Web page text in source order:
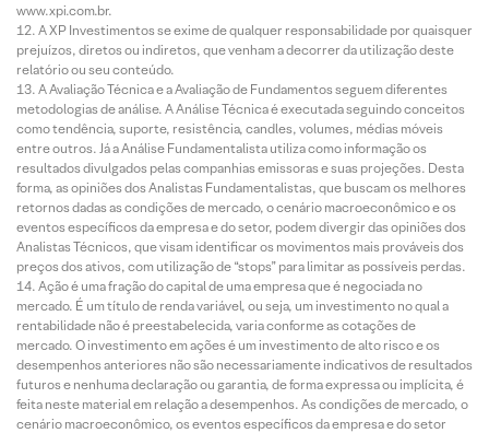
www.xpi.com.br.
A XP Investimentos se exime de qualquer responsabilidade por quaisquer
prejuízos, diretos ou indiretos, que venham a decorrer da utilização deste
relatório ou seu conteúdo.
A Avaliação Técnica e a Avaliação de Fundamentos seguem diferentes
metodologias de análise. A Análise Técnica é executada seguindo conceitos
como tendência, suporte, resistência, candles, volumes, médias móveis
entre outros. Já a Análise Fundamentalista utiliza como informação os
resultados divulgados pelas companhias emissoras e suas projeções. Desta
forma, as opiniões dos Analistas Fundamentalistas, que buscam os melhores
retornos dadas as condições de mercado, o cenário macroeconômico e os
eventos específicos da empresa e do setor, podem divergir das opiniões dos
Analistas Técnicos, que visam identificar os movimentos mais prováveis dos
preços dos ativos, com utilização de “stops” para limitar as possíveis perdas.
Ação é uma fração do capital de uma empresa que é negociada no
mercado. É um título de renda variável, ou seja, um investimento no qual a
rentabilidade não é preestabelecida, varia conforme as cotações de
mercado. O investimento em ações é um investimento de alto risco e os
desempenhos anteriores não são necessariamente indicativos de resultados
futuros e nenhuma declaração ou garantia, de forma expressa ou implícita, é
feita neste material em relação a desempenhos. As condições de mercado, o
cenário macroeconômico, os eventos específicos da empresa e do setor